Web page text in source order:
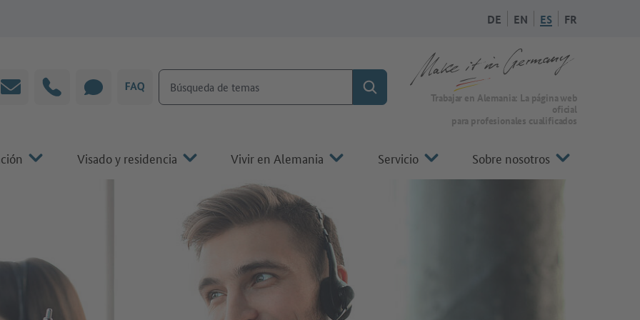
DE EN ES FR
Correo electrónico
Línea directa
CHAT P&F
Búsqueda de temas
Búsqueda A la página de inicio de Make it in Germany
Trabajar en Alemania: La página web
oficial
para profesionales cualificados
Visado y residencia Vivir en Alemania Servicio Sobre nosotros